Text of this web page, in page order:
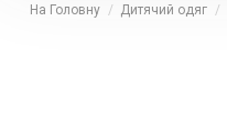
На Головну Дитячий одяг